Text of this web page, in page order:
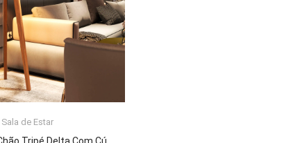
Sala de Estar
LER MAIS